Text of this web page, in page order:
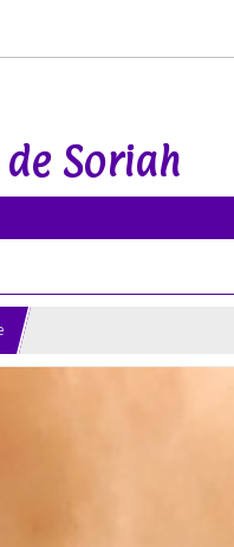
Soriah